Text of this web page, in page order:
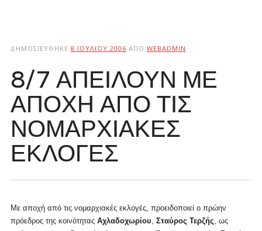
ΔΗΜΟΣΙΕΎΘΗΚΕ 8 ΙΟΥΛΊΟΥ 2006 ΑΠΌ WEBADMIN
8/7 ΑΠΕΙΛΟΥΝ ΜΕ
ΑΠΟΧΗ ΑΠΟ ΤΙΣ
ΝΟΜΑΡΧΙΑΚΕΣ
ΕΚΛΟΓΕΣ
Με αποχή από τις νομαρχιακές εκλογές, προειδοποιεί ο πρώην
πρόεδρος της κοινότητας Αχλαδοχωρίου, Σταύρος Τερζής, ως